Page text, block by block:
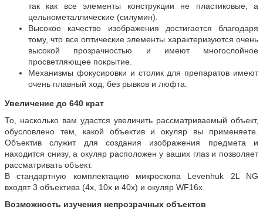
так как все элементы конструкции не пластиковые, а
цельнометаллические (силумин).
Высокое качество изображения достигается благодаря
тому, что все оптические элементы характеризуются очень
высокой прозрачностью и имеют многослойное
просветляющее покрытие.
Механизмы фокусировки и столик для препаратов имеют
очень плавный ход, без рывков и люфта.
Увеличение до 640 крат
То, насколько вам удастся увеличить рассматриваемый объект,
обусловлено тем, какой объектив и окуляр вы применяете.
Объектив служит для создания изображения предмета и
находится снизу, а окуляр расположен у ваших глаз и позволяет
рассматривать объект.
В стандартную комплектацию микроскопа Levenhuk 2L NG
входят 3 объектива (4х, 10х и 40х) и окуляр WF16х.
Возможность изучения непрозрачных объектов